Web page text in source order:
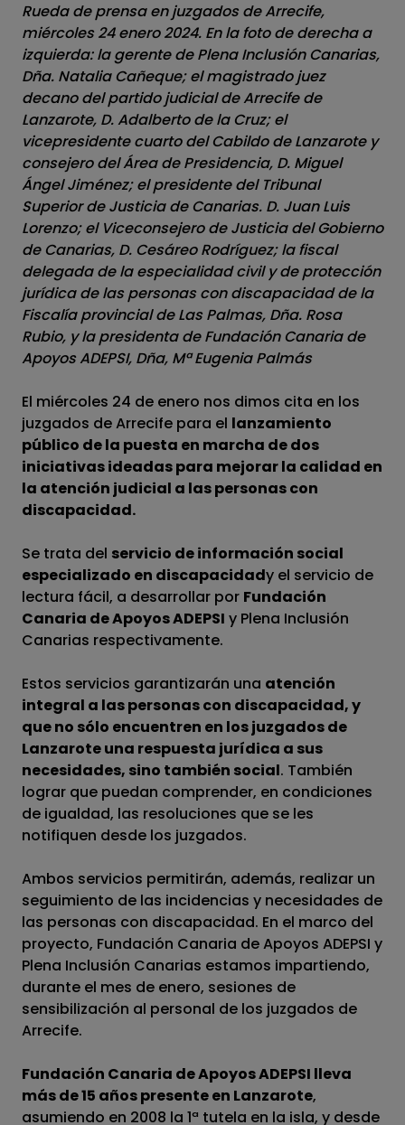
Rueda de prensa en juzgados de Arrecife,
miércoles 24 enero 2024. En la foto de derecha a
izquierda: la gerente de Plena Inclusión Canarias,
Dña. Natalia Cañeque; el magistrado juez
decano del partido judicial de Arrecife de
Lanzarote, D. Adalberto de la Cruz; el
vicepresidente cuarto del Cabildo de Lanzarote y
consejero del Área de Presidencia, D. Miguel
Ángel Jiménez; el presidente del Tribunal
Superior de Justicia de Canarias. D. Juan Luis
Lorenzo; el Viceconsejero de Justicia del Gobierno
de Canarias, D. Cesáreo Rodríguez; la fiscal
delegada de la especialidad civil y de protección
jurídica de las personas con discapacidad de la
Fiscalía provincial de Las Palmas, Dña. Rosa
Rubio, y la presidenta de Fundación Canaria de
Apoyos ADEPSI, Dña, Mª Eugenia Palmás
El miércoles 24 de enero nos dimos cita en los
juzgados de Arrecife para el lanzamiento
público de la puesta en marcha de dos
iniciativas ideadas para mejorar la calidad en
la atención judicial a las personas con
discapacidad.
Se trata del servicio de información social
especializado en discapacidady el servicio de
lectura fácil, a desarrollar por Fundación
Canaria de Apoyos ADEPSI y Plena Inclusión
Canarias respectivamente.
Estos servicios garantizarán una atención
integral a las personas con discapacidad, y
que no sólo encuentren en los juzgados de
Lanzarote una respuesta jurídica a sus
necesidades, sino también social. También
lograr que puedan comprender, en condiciones
de igualdad, las resoluciones que se les
notifiquen desde los juzgados.
Ambos servicios permitirán, además, realizar un
seguimiento de las incidencias y necesidades de
las personas con discapacidad. En el marco del
proyecto, Fundación Canaria de Apoyos ADEPSI y
Plena Inclusión Canarias estamos impartiendo,
durante el mes de enero, sesiones de
sensibilización al personal de los juzgados de
Arrecife.
Fundación Canaria de Apoyos ADEPSI lleva
más de 15 años presente en Lanzarote,
asumiendo en 2008 la 1ª tutela en la isla, y desde